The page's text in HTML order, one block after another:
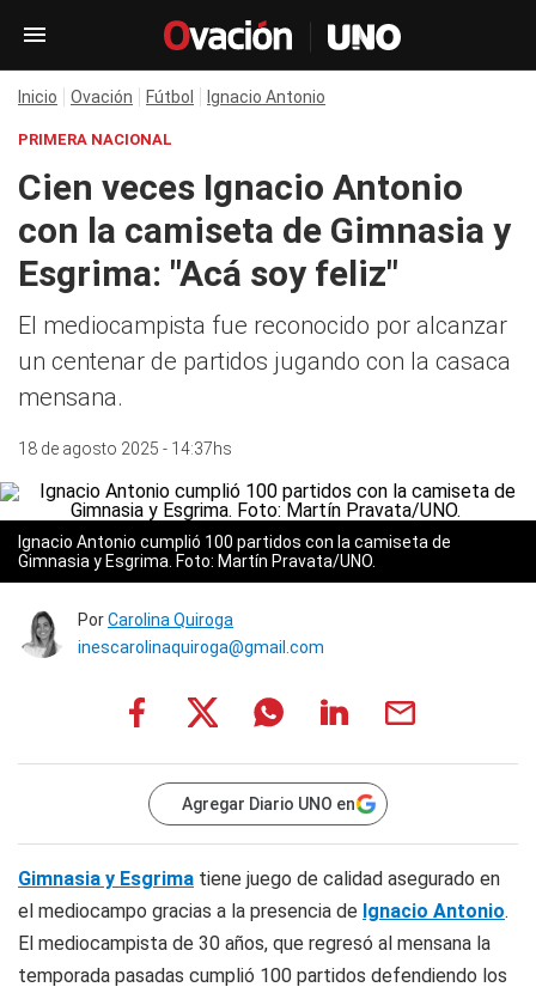
Inicio Ovación Fútbol Ignacio Antonio
PRIMERA NACIONAL
Cien veces Ignacio Antonio
con la camiseta de Gimnasia y
Esgrima: "Acá soy feliz"
El mediocampista fue reconocido por alcanzar
un centenar de partidos jugando con la casaca
mensana.
18 de agosto 2025 - 14:37hs
Ignacio Antonio cumplió 100 partidos con la camiseta de
Gimnasia y Esgrima. Foto: Martín Pravata/UNO.
PorCarolina Quiroga
inescarolinaquiroga@gmail.com
Agregar Diario UNO en
Gimnasia y Esgrima tiene juego de calidad asegurado en
el mediocampo gracias a la presencia de Ignacio Antonio.
El mediocampista de 30 años, que regresó al mensana la
temporada pasadas cumplió 100 partidos defendiendo los